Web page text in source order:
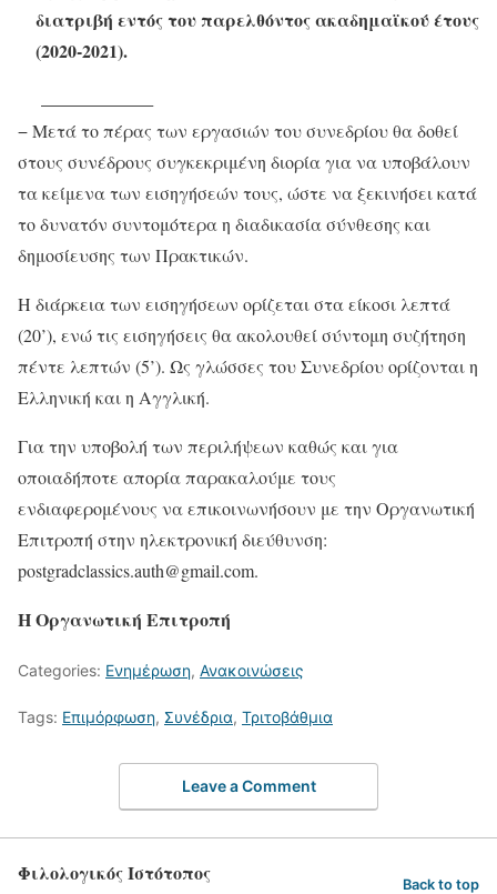
διατριβή εντός του παρελθόντος ακαδημαϊκού έτους
(2020-2021).
− Μετά το πέρας των εργασιών του συνεδρίου θα δοθεί
στους συνέδρους συγκεκριμένη διορία για να υποβάλουν
τα κείμενα των εισηγήσεών τους, ώστε να ξεκινήσει κατά
το δυνατόν συντομότερα η διαδικασία σύνθεσης και
δημοσίευσης των Πρακτικών.
Η διάρκεια των εισηγήσεων ορίζεται στα είκοσι λεπτά
(20’), ενώ τις εισηγήσεις θα ακολουθεί σύντομη συζήτηση
πέντε λεπτών (5’). Ως γλώσσες του Συνεδρίου ορίζονται η
Ελληνική και η Αγγλική.
Για την υποβολή των περιλήψεων καθώς και για
οποιαδήποτε απορία παρακαλούμε τους
ενδιαφερομένους να επικοινωνήσουν με την Οργανωτική
Επιτροπή στην ηλεκτρονική διεύθυνση:
postgradclassics.auth@gmail.com.
Η Οργανωτική Επιτροπή
Categories: Ενημέρωση, Ανακοινώσεις
Tags: Επιμόρφωση, Συνέδρια, Τριτοβάθμια
Leave a Comment
Φιλολογικός Ιστότοπος Back to top